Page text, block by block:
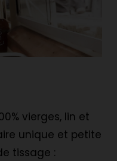
vierges, lin et
unique et petite
tissage :